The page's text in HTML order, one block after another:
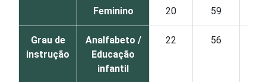
Feminino 20 59
Grau de
instrução
Analfabeto /
Educação
infantil
22 56